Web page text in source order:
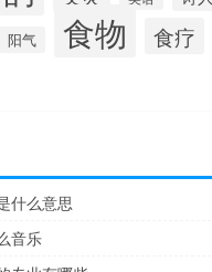
阳气 食物 食疗
什么意思
音乐